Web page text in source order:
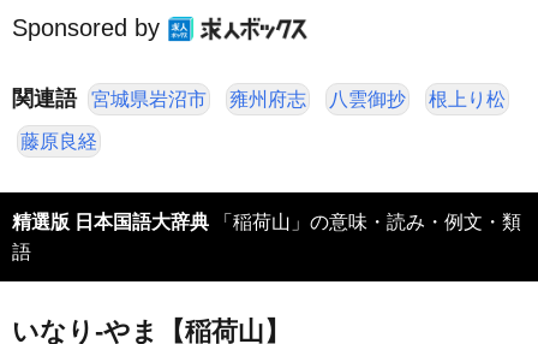
Sponsored by
関連語 宮城県岩沼市 雍州府志 八雲御抄 根上り松
藤原良経
精選版 日本国語大辞典
語
いなり‐やま【稲荷山】